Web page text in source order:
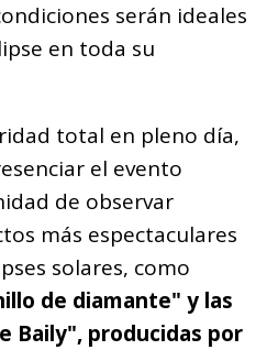
serán ideales
en toda su
total en pleno día,
el evento
de observar
más espectaculares
solares, como
de diamante" y las
Baily", producidas por